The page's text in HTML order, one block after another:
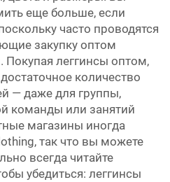
еще больше, если
часто проводятся
закупку оптом
леггинсы оптом,
количество
— даже для группы,
команды или занятий
магазины иногда
так что вы можете
всегда читайте
убедиться: леггинсы